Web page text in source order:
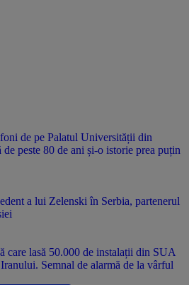
de pe Palatul Universității din
peste 80 de ani și-o istorie prea puțin
a lui Zelenski în Serbia, partenerul
care lasă 50.000 de instalații din SUA
Semnal de alarmă de la vârful